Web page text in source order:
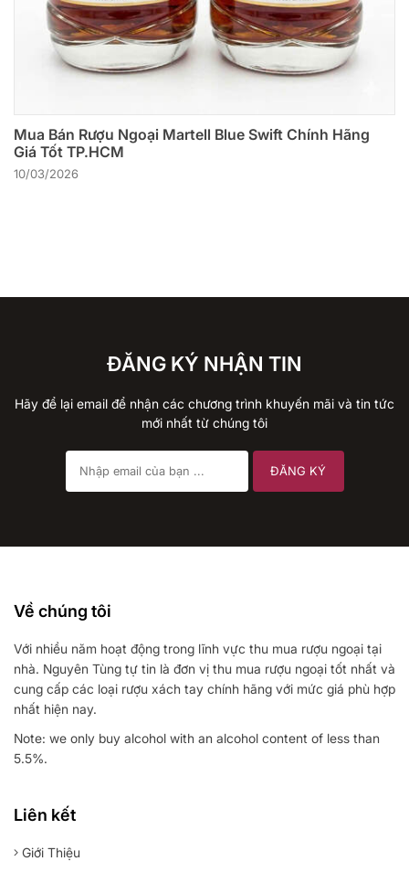
Mua Bán Rượu Ngoại Martell Blue Swift Chính Hãng
Giá Tốt TP.HCM
10/03/2026
ĐĂNG KÝ NHẬN TIN
Hãy để lại email để nhận các chương trình khuyến mãi và tin tức
mới nhất từ chúng tôi
Về chúng tôi
Với nhiều năm hoạt động trong lĩnh vực thu mua rượu ngoại tại
nhà. Nguyên Tùng tự tin là đơn vị thu mua rượu ngoại tốt nhất và
cung cấp các loại rượu xách tay chính hãng với mức giá phù hợp
nhất hiện nay.
Note: we only buy alcohol with an alcohol content of less than
5.5%.
Liên kết
Giới Thiệu